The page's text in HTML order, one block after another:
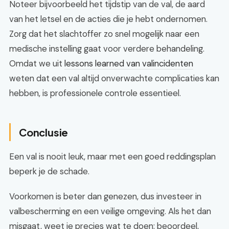
Noteer bijvoorbeeld het tijdstip van de val, de aard
van het letsel en de acties die je hebt ondernomen.
Zorg dat het slachtoffer zo snel mogelijk naar een
medische instelling gaat voor verdere behandeling.
Omdat we uit lessons learned van valincidenten
weten dat een val altijd onverwachte complicaties kan
hebben, is professionele controle essentieel.
Conclusie
Een val is nooit leuk, maar met een goed reddingsplan
beperk je de schade.
Voorkomen is beter dan genezen, dus investeer in
valbescherming en een veilige omgeving. Als het dan
misgaat, weet je precies wat te doen: beoordeel,